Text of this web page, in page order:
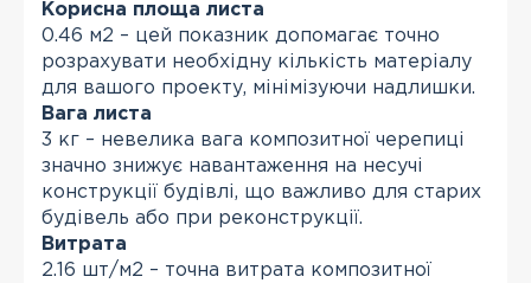
Корисна площа листа
0.46 м2 – цей показник допомагає точно
розрахувати необхідну кількість матеріалу
для вашого проекту, мінімізуючи надлишки.
Вага листа
3 кг – невелика вага композитної черепиці
значно знижує навантаження на несучі
конструкції будівлі, що важливо для старих
будівель або при реконструкції.
Витрата
2.16 шт/м2 – точна витрата композитної